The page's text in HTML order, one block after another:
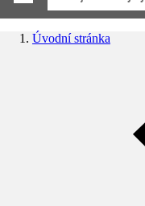
Úvodní stránka